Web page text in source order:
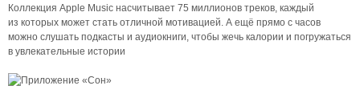
Коллекция Apple Music насчитывает 75 миллионов треков, каждый
из которых может стать отличной моти­вацией. А ещё прямо с часов
можно слушать подкасты и аудиокниги, чтобы жечь калории и погружаться
в увлекательные истории